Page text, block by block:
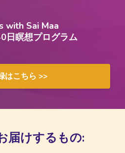
with Sai Maa
日瞑想プログラム
はこちら >>
届けするもの: